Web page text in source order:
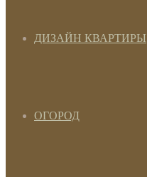
ДИЗАЙН КВАРТИРЫ
ОГОРОД